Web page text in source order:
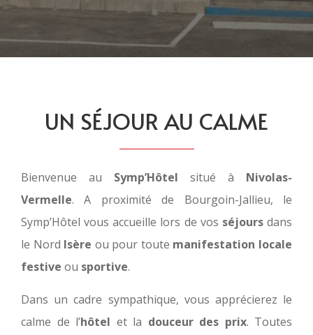
UN SÉJOUR AU CALME
Bienvenue au Symp’Hôtel situé à Nivolas-
Vermelle. A proximité de Bourgoin-Jallieu, le
Symp’Hôtel vous accueille lors de vos séjoursdans
le Nord Isère ou pour toute manifestation locale
festive ou sportive.
Dans un cadre sympathique, vous apprécierez le
calme de l’hôtel et la douceur des prix. Toutes